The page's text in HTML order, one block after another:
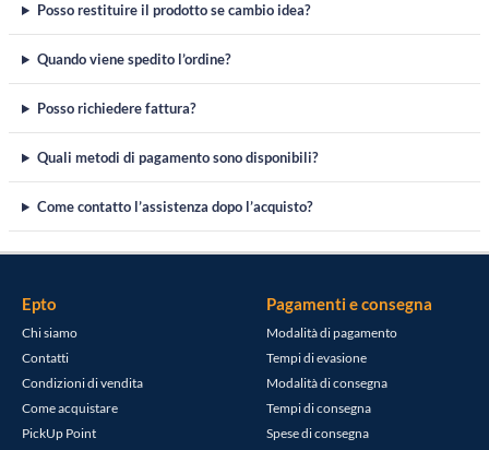
Posso restituire il prodotto se cambio idea?
Quando viene spedito l’ordine?
Posso richiedere fattura?
Quali metodi di pagamento sono disponibili?
Come contatto l’assistenza dopo l’acquisto?
Epto
Chi siamo
Contatti
Condizioni di vendita
Come acquistare
PickUp Point
Pagamenti e consegna
Modalità di pagamento
Tempi di evasione
Modalità di consegna
Tempi di consegna
Spese di consegna